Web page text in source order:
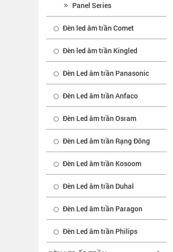
Panel Series
Đèn led âm trần Comet
Đèn led âm trần Kingled
Đèn Led âm trần Panasonic
Đèn Led âm trần Anfaco
Đèn Led âm trần Osram
Đèn Led âm trần Rạng Đông
Đèn Led âm trần Kosoom
Đèn Led âm trần Duhal
Đèn Led âm trần Paragon
Đèn Led âm trần Philips